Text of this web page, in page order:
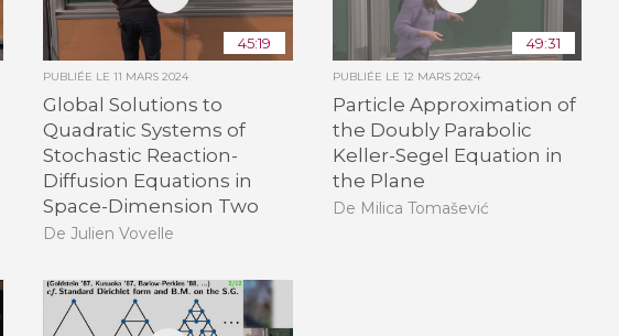
45:19
PUBLIÉE LE11 MARS 2024
Global Solutions to
Quadratic Systems of
Stochastic Reaction-
Diffusion Equations in
Space-Dimension Two
De Julien Vovelle
49:31
PUBLIÉE LE 12 MARS 2024
Particle Approximation of
the Doubly Parabolic
Keller-Segel Equation in
the Plane
De Milica Tomašević